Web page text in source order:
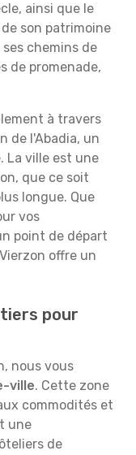
ainsi que le
son patrimoine
chemins de
de promenade,
à travers
de l'Abadia, un
La ville est une
que ce soit
longue. Que
vos
point de départ
offre un
pour
nous vous
ville. Cette zone
commodités et
une
de